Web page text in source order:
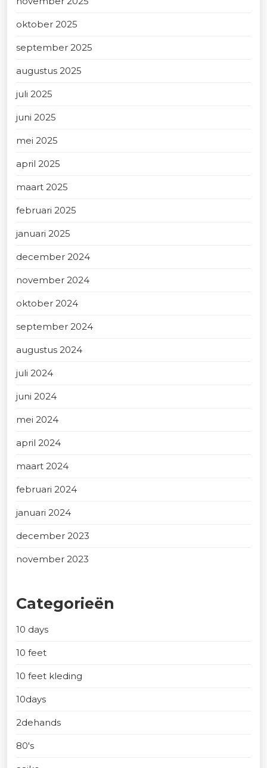
oktober 2025
september 2025
augustus 2025
juli 2025
juni 2025
mei 2025
april 2025
maart 2025
februari 2025
januari 2025
december 2024
november 2024
oktober 2024
september 2024
augustus 2024
juli 2024
juni 2024
mei 2024
april 2024
maart 2024
februari 2024
januari 2024
december 2023
november 2023
Categorieën
10 days
10 feet
10 feet kleding
10days
2dehands
80's